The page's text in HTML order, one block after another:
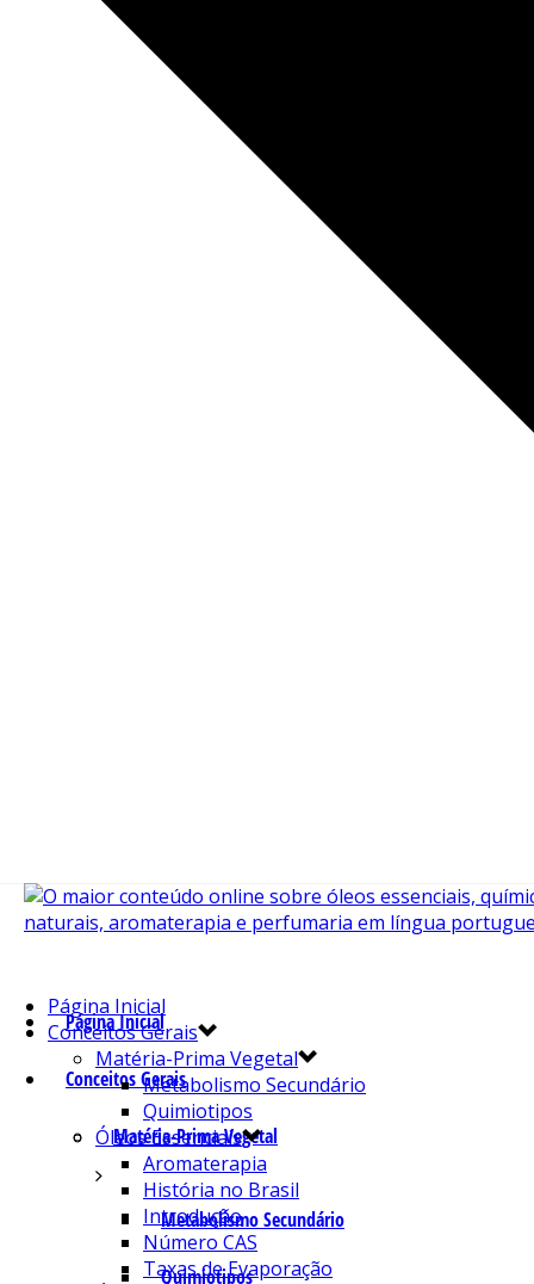
Página Inicial
Conceitos Gerais
Matéria-Prima Vegetal
Metabolismo Secundário
Quimiotipos
Página Inicial
Conceitos Gerais
Matéria-Prima Vegetal
Metabolismo Secundário
Quimiotipos
Óleos Essenciais
Aromaterapia
História no Brasil
Introdução
Número CAS
Taxas de Evaporação